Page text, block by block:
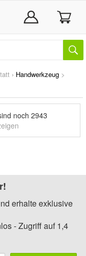
› Handwerkzeug >
noch 2943
erhalte exklusive
- Zugriff auf 1,4